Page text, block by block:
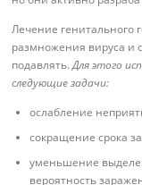
Лечение генитального
размножения вируса и
подавлять.Для этого
следующие задачи:
ослабление
сокращение срока
уменьшение
вероятность